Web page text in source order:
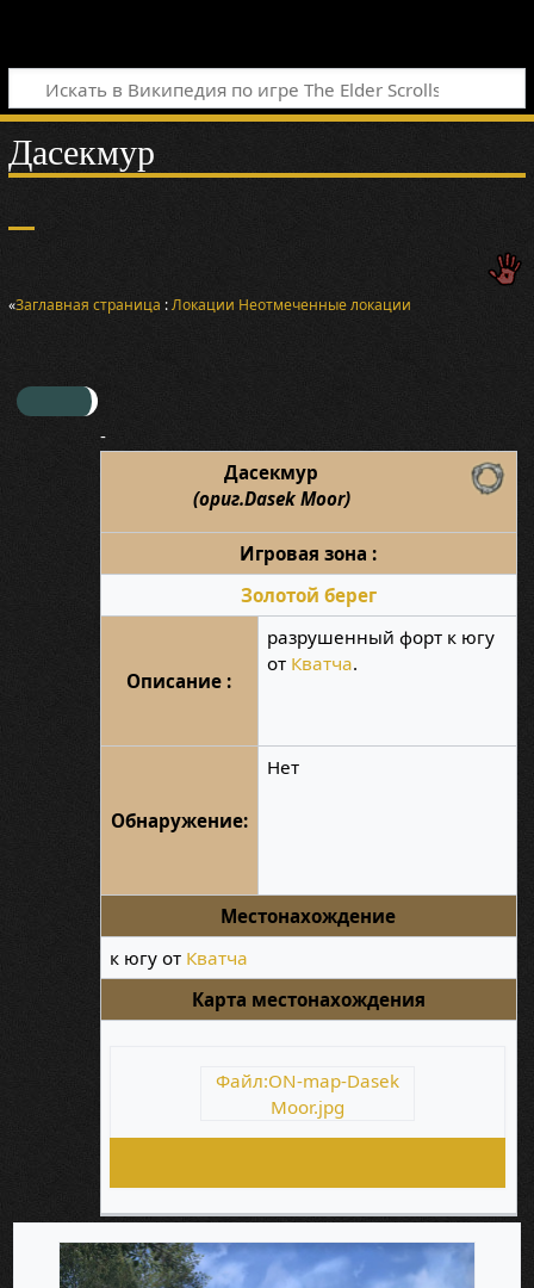
Дасекмур
«Заглавная страница :Локации Неотмеченные локации
-
Дасекмур
(ориг.Dasek Moor)
Игровая зона :
Золотой берег
Описание :
разрушенный форт к югу
от Кватча.
Обнаружение:
Нет
Местонахождение
к югу от Кватча
Карта местонахождения
Файл:ON-map-Dasek
Moor.jpg